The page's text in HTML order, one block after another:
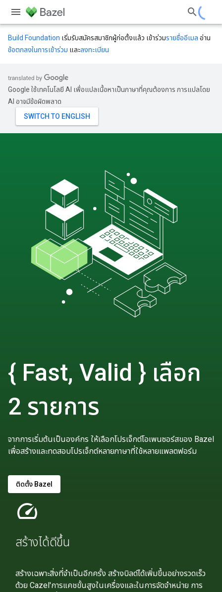
Build Foundation เริ่มรับสมัครสมาชิกผู้ก่อตั้งแล้ว เข้าร่วมรายชื่ออีเมล อ่าน
ข้อตกลงในการเข้าร่วม และลงทะเบียน
Google ใช้เทคโนโลยี AI เพื่อแปลเนื้อหาเป็นภาษาที่คุณต้องการ การแปลโดย
AI อาจมีข้อผิดพลาด
{ Fast, Valid } เลือก
2 รายการ
จากการเริ่มต้นเป็นองค์กร ให้เลือกโปรเจ็กต์โอเพนซอร์สของ Bazel
เพื่อสร้างและทดสอบโปรเจ็กต์หลายภาษาที่ใช้หลายแพลตฟอร์ม
ติดตั้ง Bazel
speed
สร้างได้ดีขึ้น
สร้างเฉพาะสิ่งที่จําเป็นอีกครั้ง สร้างบิลด์ได้เพิ่มขึ้นอย่างรวดเร็ว
ด้วย Cazel'การแคชขั้นสูงในเครื่องและในการจัดจําหน่าย การ